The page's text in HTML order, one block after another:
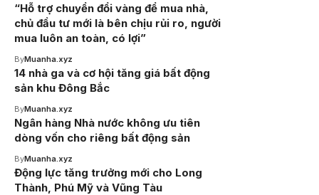
“Hỗ trợ chuyển đổi vàng để mua nhà,
chủ đầu tư mới là bên chịu rủi ro, người
mua luôn an toàn, có lợi”
ByMuanha.xyz
14 nhà ga và cơ hội tăng giá bất động
sản khu Đông Bắc
ByMuanha.xyz
Ngân hàng Nhà nước không ưu tiên
dòng vốn cho riêng bất động sản
ByMuanha.xyz
Động lực tăng trưởng mới cho Long
Thành, Phú Mỹ và Vũng Tàu